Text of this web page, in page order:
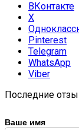
ВКонтакте
X
Pinterest
Telegram
WhatsApp
Viber
Последние
Ваше имя